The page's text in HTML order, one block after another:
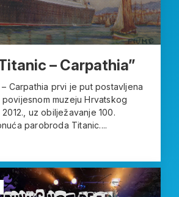
– Carpathia”
Carpathia prvi je put postavljena
povijesnom muzeju Hrvatskog
uz obilježavanje 100.
parobroda Titanic....